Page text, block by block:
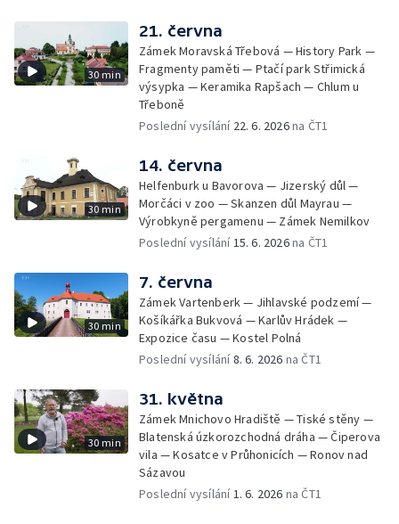
30 min
21. června
Zámek Moravská Třebová — History Park —
Fragmenty paměti — Ptačí park Střimická
výsypka — Keramika Rapšach — Chlum u
Třeboně
Poslední vysílání 22. 6. 2026na ČT1
30 min
14. června
Helfenburk u Bavorova — Jizerský důl —
Morčáci v zoo — Skanzen důl Mayrau —
Výrobkyně pergamenu — Zámek Nemilkov
Poslední vysílání 15. 6. 2026na ČT1
30 min
7. června
Zámek Vartenberk — Jihlavské podzemí —
Košíkářka Bukvová — Karlův Hrádek —
Expozice času — Kostel Polná
Poslední vysílání8. 6. 2026 na ČT1
30 min
31. května
Zámek Mnichovo Hradiště — Tiské stěny —
Blatenská úzkorozchodná dráha — Čiperova
vila — Kosatce v Průhonicích — Ronov nad
Sázavou
Poslední vysílání 1. 6. 2026 na ČT1